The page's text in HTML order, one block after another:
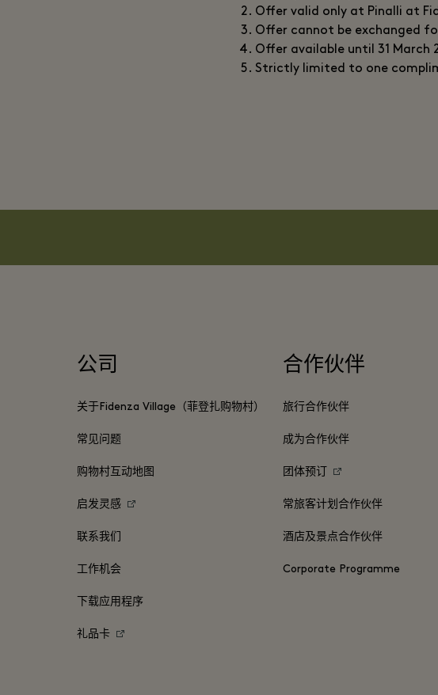
Offer valid only at Pinalli at
Offer cannot be exchanged
Offer available until 31 March
Strictly limited to one
公司
关于Fidenza Village（菲登扎购物村）
常见问题
购物村互动地图
启发灵感
联系我们
工作机会
下载应用程序
礼品卡
合作伙伴
旅行合作伙伴
成为合作伙伴
团体预订
常旅客计划合作伙伴
酒店及景点合作伙伴
Corporate Programme